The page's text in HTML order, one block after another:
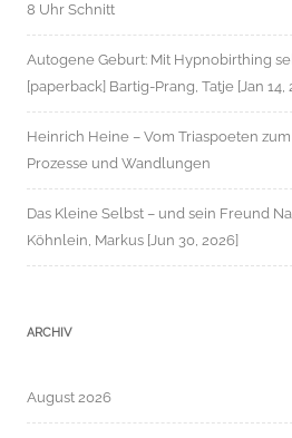
8 Uhr Schnitt
Autogene Geburt: Mit Hypnobirthing
[paperback] Bartig-Prang, Tatje [Jan 14,
Heinrich Heine – Vom Triaspoeten
Prozesse und Wandlungen
Das Kleine Selbst – und sein Freund
Köhnlein, Markus [Jun 30, 2026]
ARCHIV
August 2026